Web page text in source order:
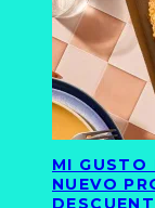
MI GUSTO
NUEVO